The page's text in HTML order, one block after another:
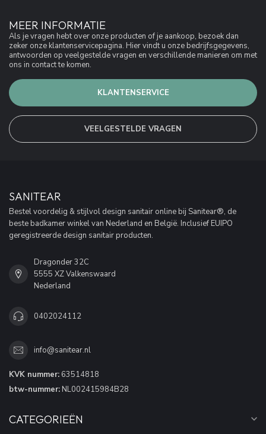
MEER INFORMATIE
Als je vragen hebt over onze producten of je aankoop, bezoek dan
zeker onze klantenservicepagina. Hier vindt u onze bedrijfsgegevens,
antwoorden op veelgestelde vragen en verschillende manieren om met
ons in contact te komen.
KLANTENSERVICE
VEELGESTELDE VRAGEN
SANITEAR
Bestel voordelig & stijlvol design sanitair online bij Sanitear®, de
beste badkamer winkel van Nederland en België. Inclusief EUIPO
geregistreerde design sanitair producten.
Dragonder 32C
5555 XZ Valkenswaard
Nederland
0402024112
info@sanitear.nl
KVK nummer: 63514818
btw-nummer: NL002415984B28
CATEGORIEËN